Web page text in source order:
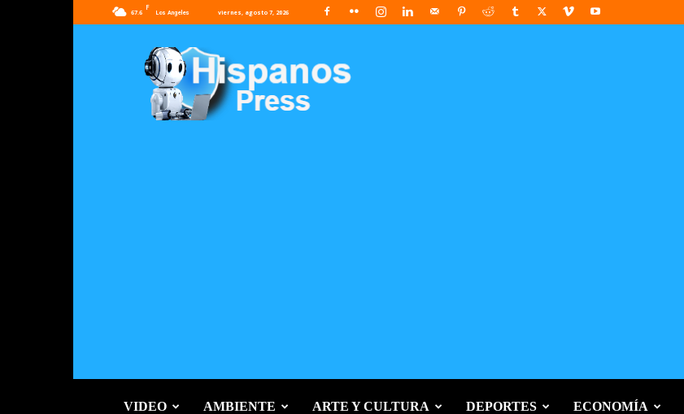
67.6
F
Los Angeles viernes, agosto 7, 2026
Press
VIDEO AMBIENTE ARTE Y CULTURA DEPORTES ECONOMÍA